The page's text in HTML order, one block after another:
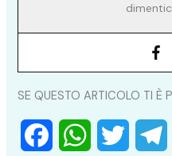
SE QUESTO ARTICOLO TI È
W